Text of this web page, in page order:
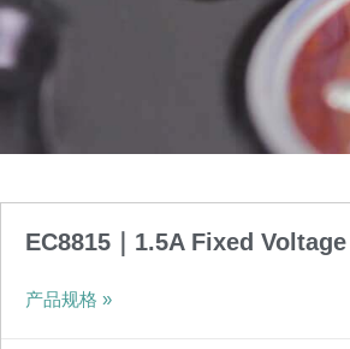
EC8815｜1.5A Fixed
产品规格 »
面面面面面